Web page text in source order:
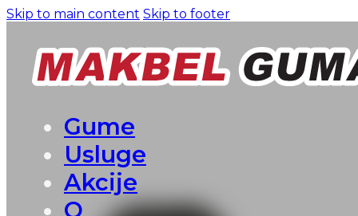
Skip to main content Skip to footer
Gume
Usluge
Akcije
O